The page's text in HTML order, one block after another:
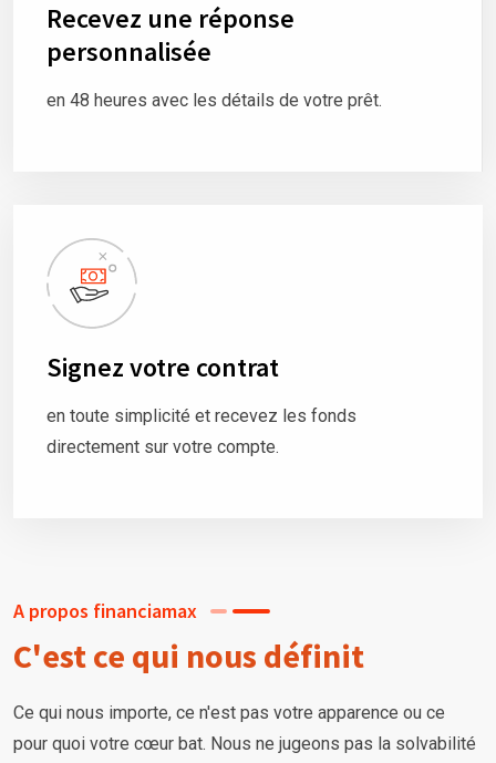
Recevez une réponse
personnalisée
en 48 heures avec les détails de votre prêt.
Signez votre contrat
en toute simplicité et recevez les fonds
directement sur votre compte.
A propos financiamax
C'est ce qui nous définit
Ce qui nous importe, ce n'est pas votre apparence ou ce
pour quoi votre cœur bat. Nous ne jugeons pas la solvabilité